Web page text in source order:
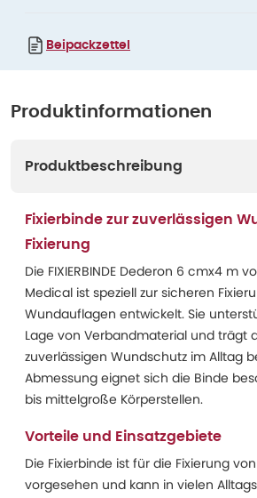
Beipackzettel
Produktinformationen
Produktbeschreibung
Fixierbinde zur zuverlässigen
Fixierung
Die FIXIERBINDE Dederon 6 cmx4 m
Medical ist speziell zur sicheren
Wundauflagen entwickelt. Sie
Lage von Verbandmaterial und trägt
zuverlässigen Wundschutz im Alltag
Abmessung eignet sich die Binde
bis mittelgroße Körperstellen.
Vorteile und Einsatzgebiete
Die Fixierbinde ist für die Fixierung
vorgesehen und kann in vielen